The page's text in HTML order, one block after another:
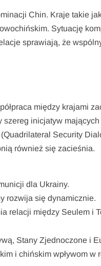
Chin. Kraje takie
Sytuację
sprawiają, że
między krajami
inicjatyw
Security
również się zacieśnia.
dla Ukrainy.
rozwija się dynamicznie.
relacji między Seulem i
Stany Zjednoczone i
i chińskim wpływom w